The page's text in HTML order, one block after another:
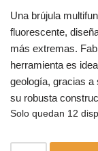
Una brújula
fluorescente,
más extremas.
herramienta es
geología, gracias a
su robusta
Solo quedan 12